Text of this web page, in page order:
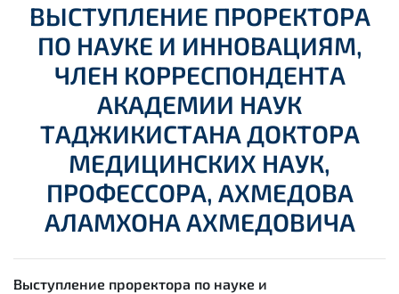
ВЫСТУПЛЕНИЕ ПРОРЕКТОРА
ПО НАУКЕ И ИННОВАЦИЯМ,
ЧЛЕН КОРРЕСПОНДЕНТА
АКАДЕМИИ НАУК
ТАДЖИКИСТАНА ДОКТОРА
МЕДИЦИНСКИХ НАУК,
ПРОФЕССОРА, АХМЕДОВА
АЛАМХОНА АХМЕДОВИЧА
Выступление проректора по науке и